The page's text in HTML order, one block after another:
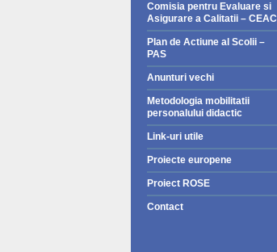
Comisia pentru Evaluare si
Asigurare a Calitatii – CEAC
Plan de Actiune al Scolii –
PAS
Anunturi vechi
Metodologia mobilitatii
personalului didactic
Link-uri utile
Proiecte europene
Proiect ROSE
Contact